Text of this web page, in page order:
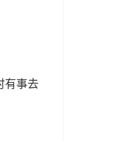
有事去